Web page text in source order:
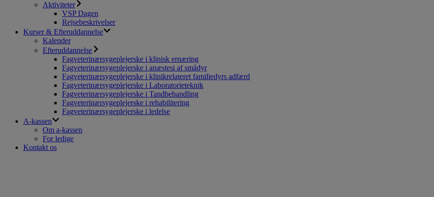
Aktiviteter
VSP Dagen
Rejsebeskrivelser
Kurser & Efteruddannelse
Kalender
Efteruddannelse
Fagveterinærsygeplejerske i klinisk ernæring
Fagveterinærsygeplejerske i anæstesi af smådyr
Fagveterinærsygeplejerske i klinikrelateret familiedyrs adfærd
Fagveterinærsygeplejerske i Laboratorieteknik
Fagveterinærsygeplejerske i Tandbehandling
Fagveterinærsygeplejerske i rehabilitering
Fagveterinærsygeplejerske i ledelse
A-kassen
Om a-kassen
For ledige
Kontakt os